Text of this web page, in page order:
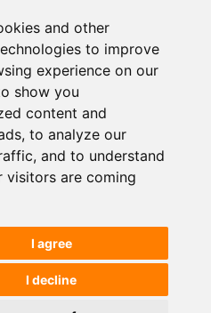
and other
to improve
experience on our
show you
content and
to analyze our
and to understand
visitors are coming
I agree
I decline
social media
Sciences, 2026.
Opus Journal